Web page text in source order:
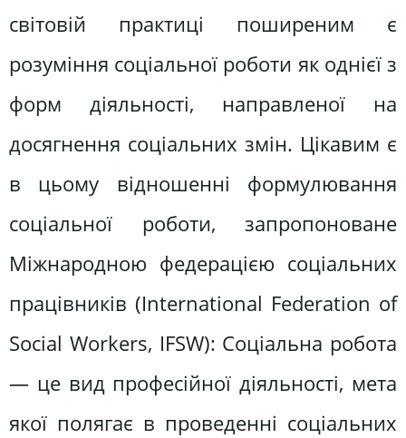
світовій практиці поширеним є
розуміння соціальної роботи як однієї з
форм діяльності, направленої на
досягнення соціальних змін. Цікавим є
в цьому відношенні формулювання
соціальної роботи, запропоноване
Міжнародною федерацією соціальних
працівників (International Federation of
Social Workers, IFSW): Соціальна робота
— це вид професійної діяльності, мета
якої полягає в проведенні соціальних